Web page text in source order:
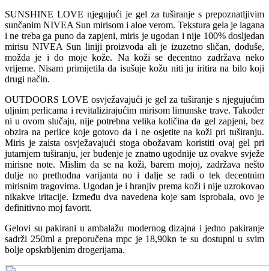
SUNSHINE LOVE njegujući je gel za tuširanje s prepoznatljivim
sunčanim NIVEA Sun mirisom i aloe verom. Tekstura gela je lagana
i ne treba ga puno da zapjeni, miris je ugodan i nije 100% dosljedan
mirisu NIVEA Sun liniji proizvoda ali je izuzetno sličan, doduše,
možda je i do moje kože. Na koži se decentno zadržava neko
vrijeme. Nisam primijetila da isušuje kožu niti ju iritira na bilo koji
drugi način.
OUTDOORS LOVE osvježavajući je gel za tuširanje s njegujućim
uljnim perlicama i revitalizirajućim mirisom limunske trave. Također
ni u ovom slučaju, nije potrebna velika količina da gel zapjeni, bez
obzira na perlice koje gotovo da i ne osjetite na koži pri tuširanju.
Miris je zaista osvježavajući stoga obožavam koristiti ovaj gel pri
jutarnjem tuširanju, jer buđenje je znatno ugodnije uz ovakve svježe
mirisne note. Mislim da se na koži, barem mojoj, zadržava nešto
dulje no prethodna varijanta no i dalje se radi o tek decentnim
mirisnim tragovima. Ugodan je i hranjiv prema koži i nije uzrokovao
nikakve iritacije. Između dva navedena koje sam isprobala, ovo je
definitivno moj favorit.
Gelovi su pakirani u ambalažu modernog dizajna i jedno pakiranje
sadrži 250ml a preporučena mpc je 18,90kn te su dostupni u svim
bolje opskrbljenim drogerijama.